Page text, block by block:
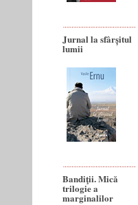
Jurnal la sfârșitul
lumii
Bandiţii. Mică
trilogie a
marginalilor